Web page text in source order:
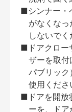
■シンナー・
がなくな
しないでく
■ドアクロー
ザーを取
パブリック
使用くださ
■ドアを開放
ーを、ド